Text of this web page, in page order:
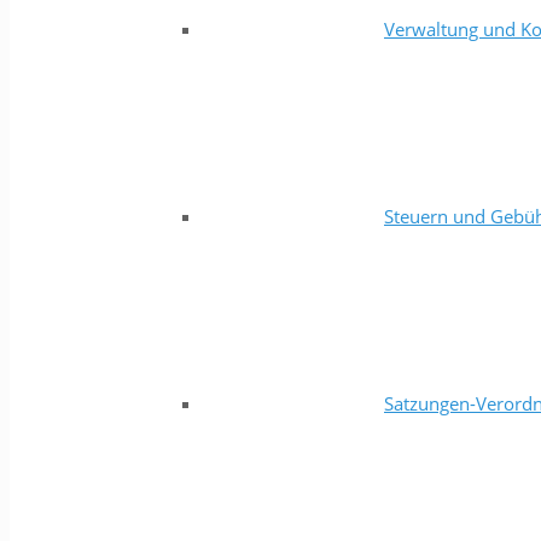
Verwaltung und
Steuern und
Satzungen-